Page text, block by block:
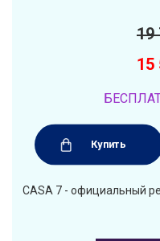
19
15
Купить
CASA 7 - официальный